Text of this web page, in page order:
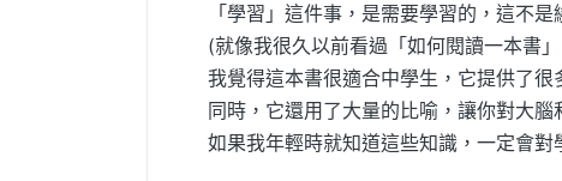
「學習」這件事，是需要學習的，這不是
(就像我很久以前看過「如何閱讀一本書
我覺得這本書很適合中學生，它提供了
同時，它還用了大量的比喻，讓你對大
如果我年輕時就知道這些知識，一定會對